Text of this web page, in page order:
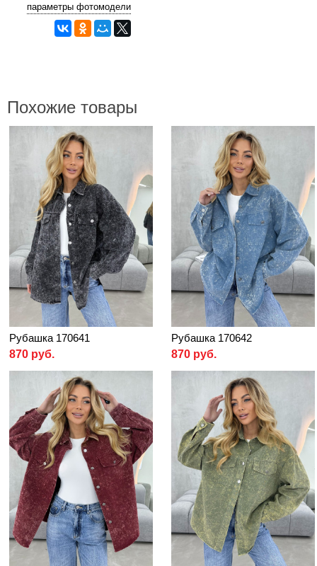
параметры фотомодели
Похожие товары
Рубашка 170641
870 руб.
Рубашка 170642
870 руб.